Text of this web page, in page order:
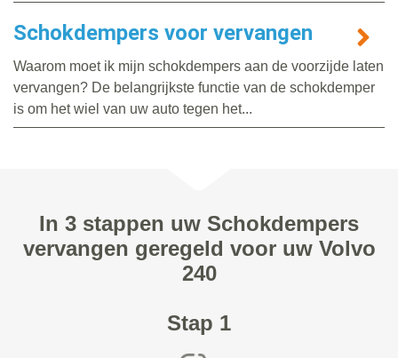
Schokdempers voor vervangen
Waarom moet ik mijn schokdempers aan de voorzijde laten
vervangen? De belangrijkste functie van de schokdemper
is om het wiel van uw auto tegen het...
In 3 stappen uw Schokdempers
vervangen geregeld voor uw Volvo
240
Stap 1